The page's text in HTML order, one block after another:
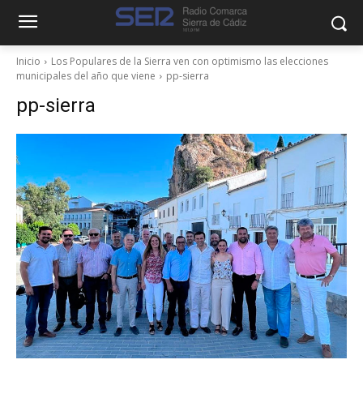
Inicio
Los Populares de la Sierra ven con optimismo las elecciones
municipales del año que viene
pp-sierra
pp-sierra